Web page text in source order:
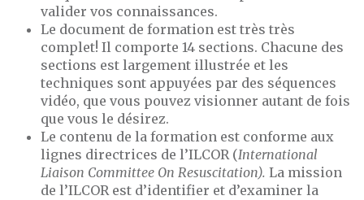
valider vos connaissances.
Le document de formation est très très
complet! Il comporte 14 sections. Chacune des
sections est largement illustrée et les
techniques sont appuyées par des séquences
vidéo, que vous pouvez visionner autant de fois
que vous le désirez.
Le contenu de la formation est conforme aux
lignes directrices de l’ILCOR (International
Liaison Committee On Resuscitation). La mission
de l’ILCOR est d’identifier et d’examiner la